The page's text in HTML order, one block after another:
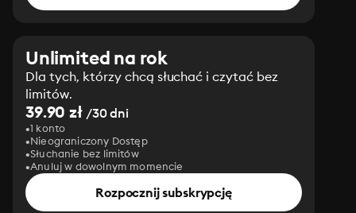
Unlimited na rok
Dla tych, którzy chcą słuchać i czytać bez
limitów.
39.90 zł/30 dni
1 konto
Nieograniczony Dostęp
Słuchanie bez limitów
Anuluj w dowolnym momencie
Rozpocznij subskrypcję